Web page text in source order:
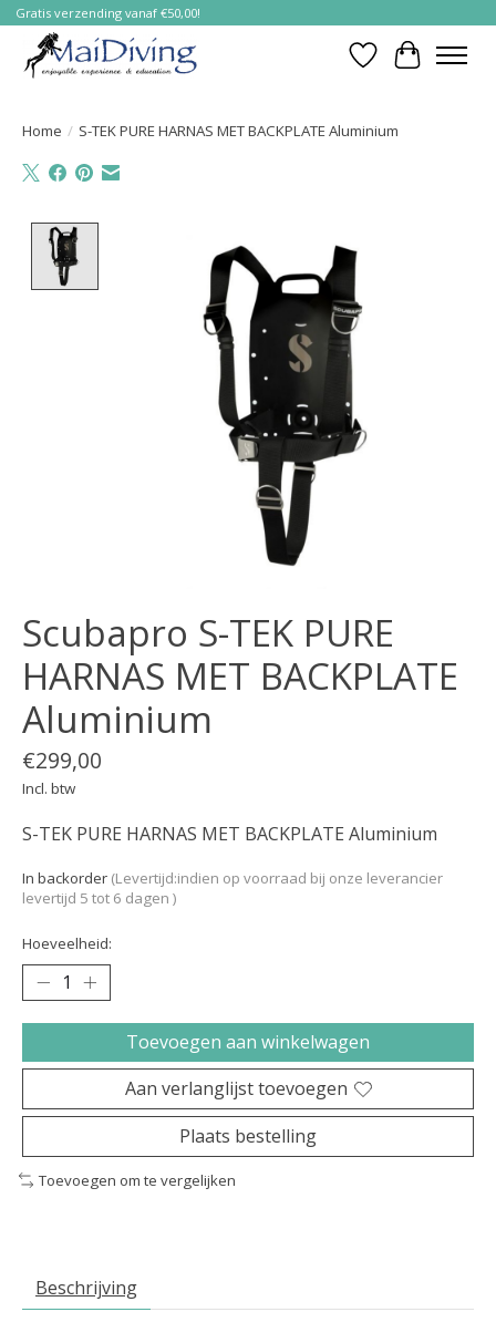
Gratis verzending vanaf €50,00!
Verlanglijst
Home / S-TEK PURE HARNAS MET BACKPLATE Aluminium
Scubapro S-TEK PURE
HARNAS MET BACKPLATE
Aluminium
€299,00
Incl. btw
S-TEK PURE HARNAS MET BACKPLATE Aluminium
In backorder (Levertijd:indien op voorraad bij onze leverancier
levertijd 5 tot 6 dagen )
Hoeveelheid:
Toevoegen aan winkelwagen
Aan verlanglijst toevoegen
Plaats bestelling
Toevoegen om te vergelijken
Beschrijving